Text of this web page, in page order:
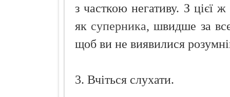
з часткою негативу. З цієї
як суперника, швидше за
щоб ви не виявилися
3. Вчіться слухати.